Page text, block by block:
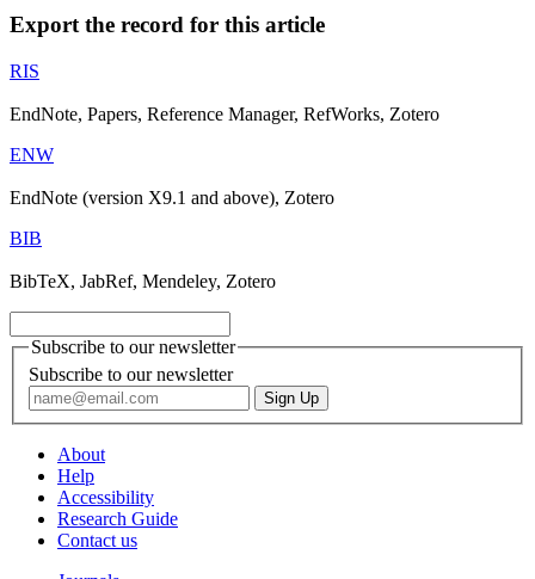
Export the record for this article
RIS
EndNote, Papers, Reference Manager, RefWorks, Zotero
ENW
EndNote (version X9.1 and above), Zotero
BIB
BibTeX, JabRef, Mendeley, Zotero
Subscribe to our newsletter
Subscribe to our newsletter
About
Help
Accessibility
Research Guide
Contact us